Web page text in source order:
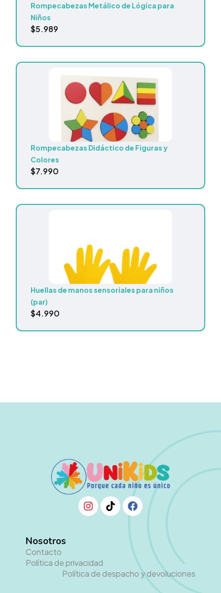
Rompecabezas Metálico de Lógica para
Niños
$5.989
Rompecabezas Didáctico de Figuras y
Colores
$7.990
Huellas de manos sensoriales para niños
(par)
$4.990
Nosotros
Contacto
Política de privacidad
Política de despacho y devoluciones